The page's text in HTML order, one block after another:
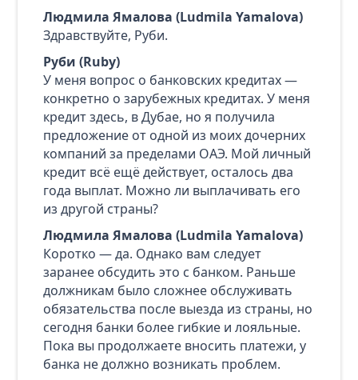
Людмила Ямалова (Ludmila Yamalova)
Здравствуйте, Руби.
Руби (Ruby)
У меня вопрос о банковских кредитах —
конкретно о зарубежных кредитах. У меня
кредит здесь, в Дубае, но я получила
предложение от одной из моих дочерних
компаний за пределами ОАЭ. Мой личный
кредит всё ещё действует, осталось два
года выплат. Можно ли выплачивать его
из другой страны?
Людмила Ямалова (Ludmila Yamalova)
Коротко — да. Однако вам следует
заранее обсудить это с банком. Раньше
должникам было сложнее обслуживать
обязательства после выезда из страны, но
сегодня банки более гибкие и лояльные.
Пока вы продолжаете вносить платежи, у
банка не должно возникать проблем.